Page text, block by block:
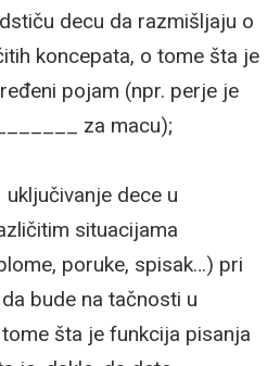
decu da razmišljaju o
koncepata, o tome šta je
pojam (npr. perje je
za macu);
uključivanje dece u
situacijama
poruke, spisak…) pri
bude na tačnosti u
šta je funkcija pisanja